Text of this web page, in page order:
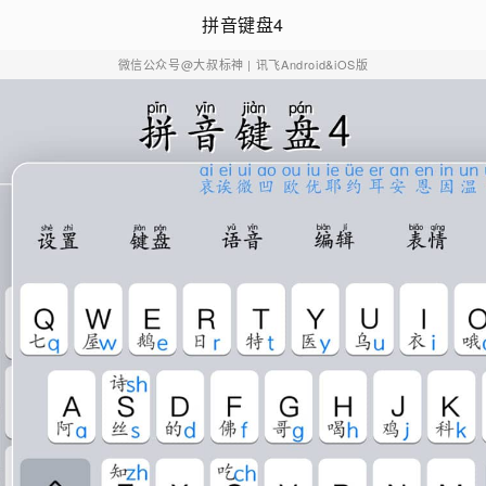
拼音键盘4
微信公众号@大叔标神 | 讯飞Android&iOS版